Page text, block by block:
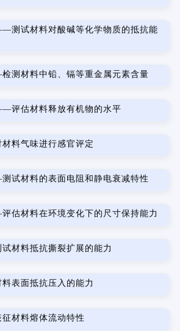
测试材料对酸碱等化学物质的抵抗能
测材料中铅、镉等重金属元素含量
评估材料释放有机物的水平
料气味进行感官评定
试材料的表面电阻和静电衰减特性
估材料在环境变化下的尺寸保持能力
材料抵抗撕裂扩展的能力
表面抵抗压入的能力
材料熔体流动特性